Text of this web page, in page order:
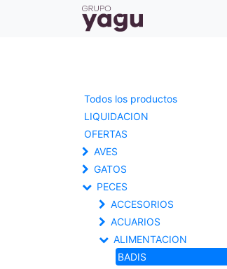
Todos los productos
LIQUIDACION
OFERTAS
AVES
GATOS
PECES
ACCESORIOS
ACUARIOS
ALIMENTACION
BADIS